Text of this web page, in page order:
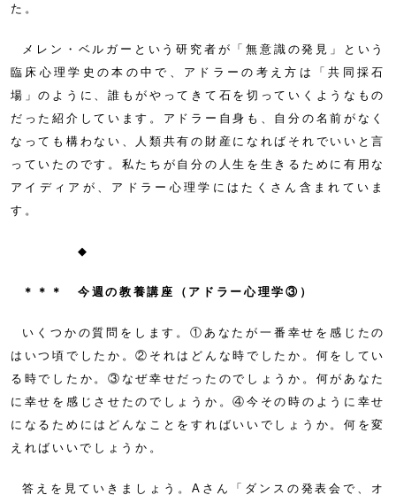
た。
メレン・ベルガーという研究者が「無意識の発見」という
臨床心理学史の本の中で、アドラーの考え方は「共同採石
場」のように、誰もがやってきて石を切っていくようなもの
だった紹介しています。アドラー自身も、自分の名前がなく
なっても構わない、人類共有の財産になればそれでいいと言
っていたのです。私たちが自分の人生を生きるために有用な
アイディアが、アドラー心理学にはたくさん含まれていま
す。
◆
＊＊＊ 今週の教養講座（アドラー心理学③）
いくつかの質問をします。①あなたが一番幸せを感じたの
はいつ頃でしたか。②それはどんな時でしたか。何をしてい
る時でしたか。③なぜ幸せだったのでしょうか。何があなた
に幸せを感じさせたのでしょうか。④今その時のように幸せ
になるためにはどんなことをすればいいでしょうか。何を変
えればいいでしょうか。
答えを見ていきましょう。Aさん「ダンスの発表会で、オ